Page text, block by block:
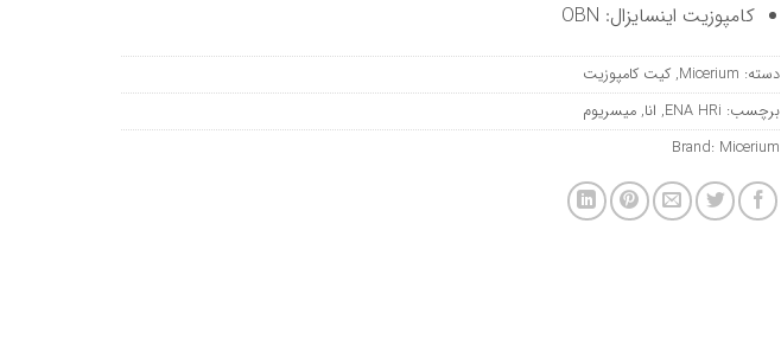
کامپوزیت اینسایزال: OBN
دسته: Micerium
, کیت کامپوزیت
برچسب: ENA HRi
, انا, میسریوم
Brand: Micerium